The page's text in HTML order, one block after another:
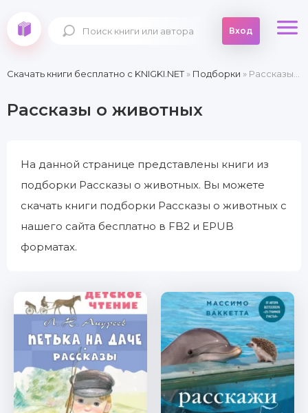
Вход
Скачать книги бесплатно c KNIGKI.NET» Подборки » Рассказы о животных
Рассказы о животных
На данной странице представлены книги из
подборки Рассказы о животных. Вы можете
скачать книги подборки Рассказы о животных с
нашего сайта бесплатно в FB2 и EPUB
форматах.